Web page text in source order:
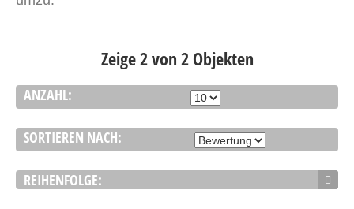
Zeige 2 von 2 Objekten
ANZAHL:
SORTIEREN NACH:
REIHENFOLGE: